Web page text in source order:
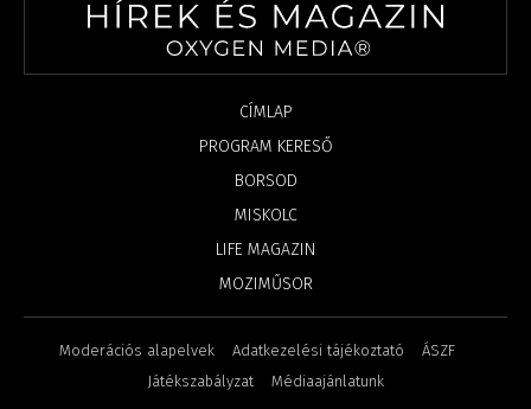
CÍMLAP
PROGRAM KERESŐ
BORSOD
MISKOLC
LIFE MAGAZIN
MOZIMŰSOR
Moderációs alapelvek Adatkezelési tájékoztató
ÁSZF
Játékszabályzat
Médiaajánlatunk